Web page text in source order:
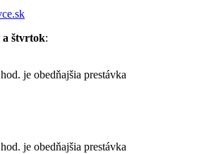
a štvrtok:
je obedňajšia prestávka
je obedňajšia prestávka